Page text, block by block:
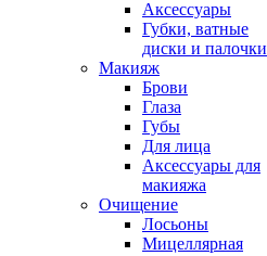
Аксессуары
Губки, ватные
диски и палочки
Макияж
Брови
Глаза
Губы
Для лица
Аксессуары для
макияжа
Очищение
Лосьоны
Мицеллярная